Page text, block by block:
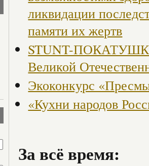
ликвидации
памяти их жертв
STUNT-
Великой
Экоконкурс
«Кухни народов
За всё время: